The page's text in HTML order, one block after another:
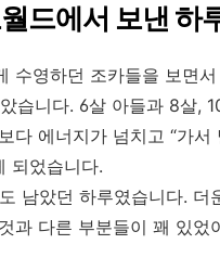
드에서 보낸 하
수영하던 조카들을 보면
습니다. 6살 아들과 8살,
다 에너지가 넘치고 “가서
되었습니다.
남았던 하루였습니다. 더
과 다른 부분들이 꽤 있었